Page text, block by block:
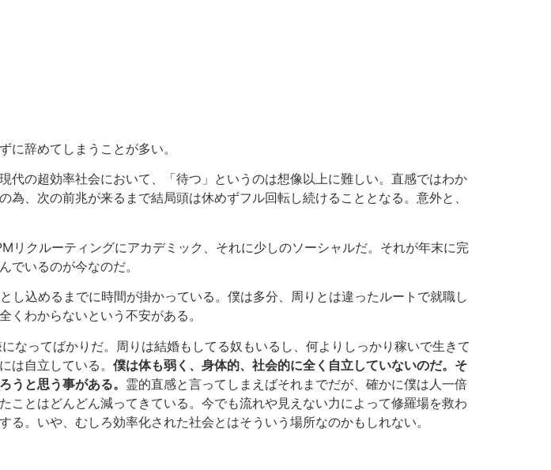
に辞めてしまうことが多い。
の超効率社会において、「待つ」というのは想像以上に難しい。直感ではわか
、次の前兆が来るまで結局頭は休めずフル回転し続けることとなる。意外と、
リクルーティングにアカデミック、それに少しのソーシャルだ。それが年末に完
でいるのが今なのだ。
込めるまでに時間が掛かっている。僕は多分、周りとは違ったルートで就職し
わからないという不安がある。
ってばかりだ。周りは結婚もしてる奴もいるし、何よりしっかり稼いで生きて
は自立している。 僕は体も弱く、身体的、社会的に全く自立していないのだ。そ
うと思う事がある。 霊的直感と言ってしまえばそれまでだが、確かに僕は人一倍
とはどんどん減ってきている。今でも流れや見えない力によって修羅場を救わ
。いや、むしろ効率化された社会とはそういう場所なのかもしれない。